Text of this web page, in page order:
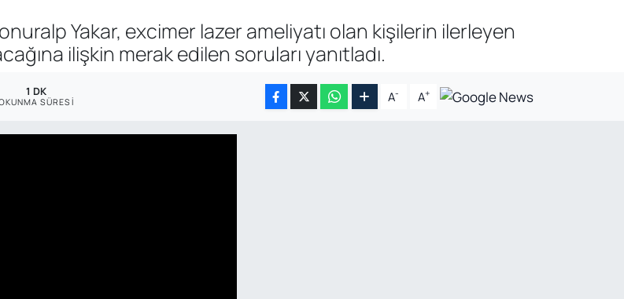
Yakar, excimer lazer ameliyatı olan kişilerin ilerleyen
ilişkin merak edilen soruları yanıtladı.
1 DK
SÜRESI A- A+